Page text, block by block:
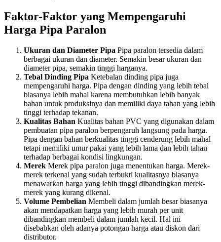
Faktor-Faktor yang Mempengaruhi
Harga Pipa Paralon
Ukuran dan Diameter Pipa Pipa paralon tersedia dalam
berbagai ukuran dan diameter. Semakin besar ukuran dan
diameter pipa, semakin tinggi harganya.
Tebal Dinding Pipa Ketebalan dinding pipa juga
mempengaruhi harga. Pipa dengan dinding yang lebih tebal
biasanya lebih mahal karena membutuhkan lebih banyak
bahan untuk produksinya dan memiliki daya tahan yang lebih
tinggi terhadap tekanan.
Kualitas Bahan Kualitas bahan PVC yang digunakan dalam
pembuatan pipa paralon berpengaruh langsung pada harga.
Pipa dengan bahan berkualitas tinggi cenderung lebih mahal
tetapi memiliki umur pakai yang lebih lama dan lebih tahan
terhadap berbagai kondisi lingkungan.
Merek Merek pipa paralon juga menentukan harga. Merek-
merek terkenal yang sudah terbukti kualitasnya biasanya
menawarkan harga yang lebih tinggi dibandingkan merek-
merek yang kurang dikenal.
Volume Pembelian Membeli dalam jumlah besar biasanya
akan mendapatkan harga yang lebih murah per unit
dibandingkan membeli dalam jumlah kecil. Hal ini
disebabkan oleh adanya potongan harga atau diskon dari
distributor.